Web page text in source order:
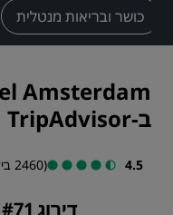
כושר ובריאות מנטלית
Amsterdam
ב-TripAdvisor
4.5 (2460 ביקורות)